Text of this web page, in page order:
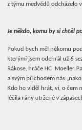
z týmu medvědů odcházelo
Je někdo, komu by si chtěl
Pokud bych měl někomu
kterými jsem odehrál už 6
Rákose, hráče HC Moeller
a svým příchodem nás
Kdo ho viděl hrát, ví, o čem
léčila rány utržené v